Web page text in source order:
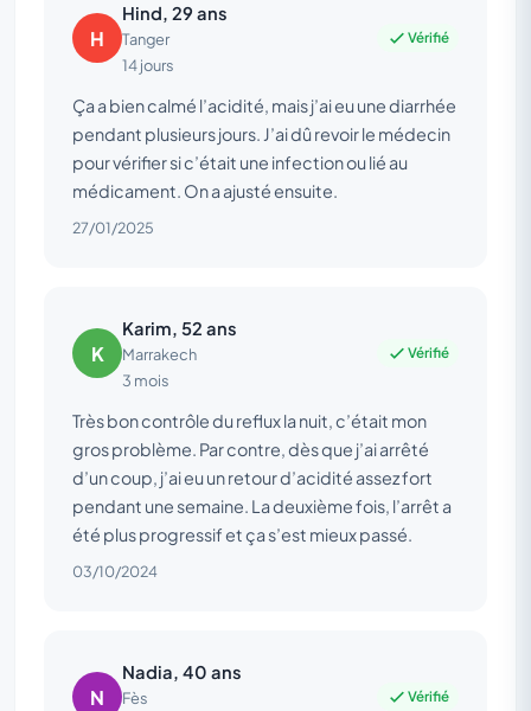
H
Hind, 29 ans
Tanger
14 jours
Vérifié
Ça a bien calmé l’acidité, mais j’ai eu une diarrhée
pendant plusieurs jours. J’ai dû revoir le médecin
pour vérifier si c’était une infection ou lié au
médicament. On a ajusté ensuite.
27/01/2025
K
Karim, 52 ans
Marrakech
3 mois
Vérifié
Très bon contrôle du reflux la nuit, c’était mon
gros problème. Par contre, dès que j’ai arrêté
d’un coup, j’ai eu un retour d’acidité assez fort
pendant une semaine. La deuxième fois, l’arrêt a
été plus progressif et ça s’est mieux passé.
03/10/2024
N
Nadia, 40 ans
Fès
Vérifié